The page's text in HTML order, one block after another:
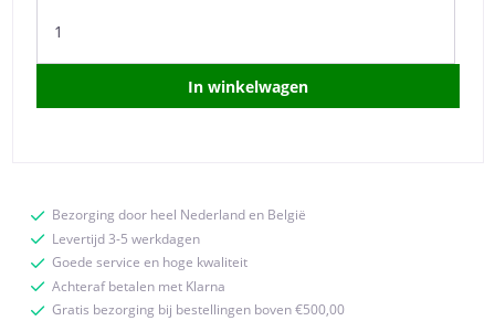
'Dalina'
In winkelwagen
Bezorging door heel Nederland en België
Levertijd 3-5 werkdagen
Goede service en hoge kwaliteit
Achteraf betalen met Klarna
Gratis bezorging bij bestellingen boven €500,00